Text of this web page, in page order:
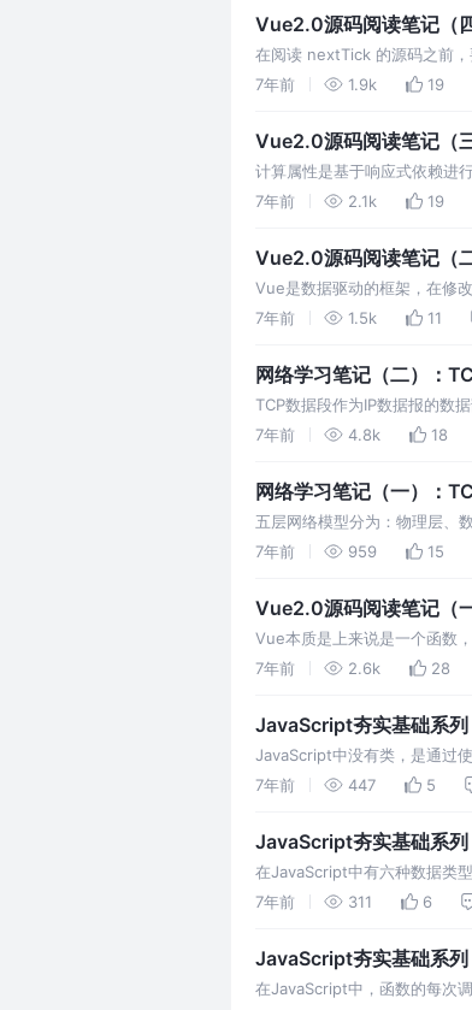
Vue2.0源码阅读笔记（
在阅读 nextTick 的源码之前
部分都阐述的比较笼统，甚至
7年前 1.9k 19
Vue2.0源码阅读笔记（
计算属性是基于响应式依赖进
比较大的情况下能够显著提高
7年前 2.1k 19
Vue2.0源码阅读笔记（
Vue是数据驱动的框架，在修
中减少与DOM元素的接触。
7年前 1.5k 11
网络学习笔记（二）：
TCP数据段作为IP数据报的数
靠传输，需要采取一定的措施
7年前 4.8k 18
网络学习笔记（一）：
五层网络模型分为：物理层、
TCP（Transmission Control
7年前 959 15
Vue2.0源码阅读笔记（
Vue本质是上来说是一个函数
发，基本上是通过向Vue函数
7年前 2.6k 28
JavaScript夯实基础系
JavaScript中没有类，是通过
引入的关键字class，形式上向
7年前 447 5
JavaScript夯实基础系列
在JavaScript中有六种数据类
据类型symbol。其中对象称为
7年前 311 6
JavaScript夯实基础系
在JavaScript中，函数的每次